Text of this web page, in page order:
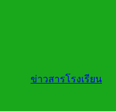
ข่าวสารโรงเรียน